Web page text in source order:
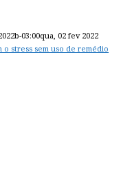
03:00qua, 02 fev 2022
o stress sem uso de remédio